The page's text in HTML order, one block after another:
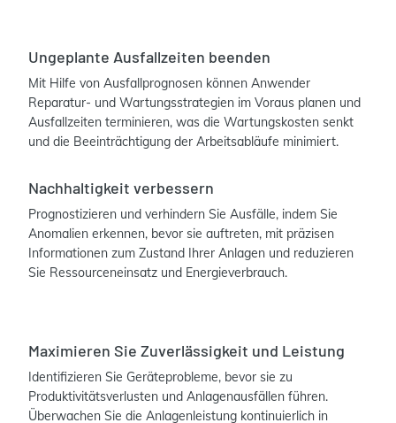
Ungeplante Ausfallzeiten beenden
Mit Hilfe von Ausfallprognosen können Anwender
Reparatur- und Wartungsstrategien im Voraus planen und
Ausfallzeiten terminieren, was die Wartungskosten senkt
und die Beeinträchtigung der Arbeitsabläufe minimiert.
Nachhaltigkeit verbessern
Prognostizieren und verhindern Sie Ausfälle, indem Sie
Anomalien erkennen, bevor sie auftreten, mit präzisen
Informationen zum Zustand Ihrer Anlagen und reduzieren
Sie Ressourceneinsatz und Energieverbrauch.
Maximieren Sie Zuverlässigkeit und Leistung
Identifizieren Sie Geräteprobleme, bevor sie zu
Produktivitätsverlusten und Anlagenausfällen führen.
Überwachen Sie die Anlagenleistung kontinuierlich in